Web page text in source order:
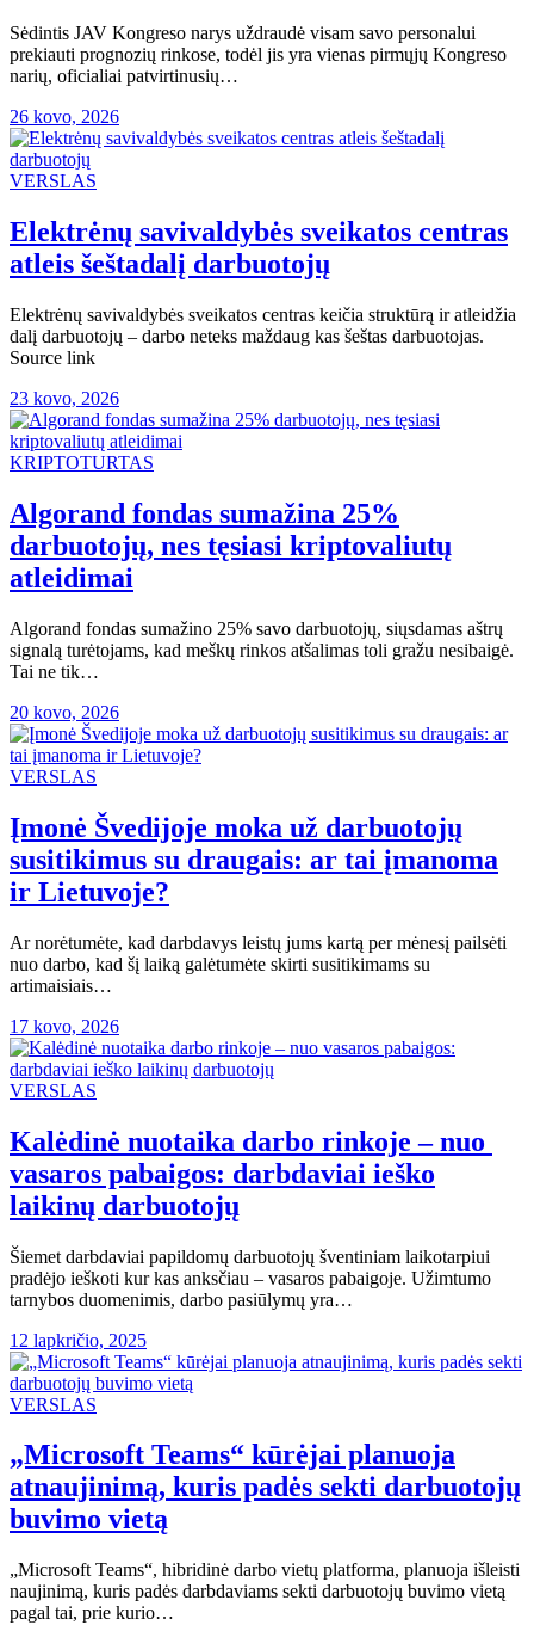
Sėdintis JAV Kongreso narys uždraudė visam savo personalui
prekiauti prognozių rinkose, todėl jis yra vienas pirmųjų Kongreso
narių, oficialiai patvirtinusių…
26 kovo, 2026
VERSLAS
Elektrėnų savivaldybės sveikatos centras
atleis šeštadalį darbuotojų
Elektrėnų savivaldybės sveikatos centras keičia struktūrą ir atleidžia
dalį darbuotojų – darbo neteks maždaug kas šeštas darbuotojas.
Source link
23 kovo, 2026
KRIPTOTURTAS
Algorand fondas sumažina 25%
darbuotojų, nes tęsiasi kriptovaliutų
atleidimai
Algorand fondas sumažino 25% savo darbuotojų, siųsdamas aštrų
signalą turėtojams, kad meškų rinkos atšalimas toli gražu nesibaigė.
Tai ne tik…
20 kovo, 2026
VERSLAS
Įmonė Švedijoje moka už darbuotojų
susitikimus su draugais: ar tai įmanoma
ir Lietuvoje?
Ar norėtumėte, kad darbdavys leistų jums kartą per mėnesį pailsėti
nuo darbo, kad šį laiką galėtumėte skirti susitikimams su
artimaisiais…
17 kovo, 2026
VERSLAS
Kalėdinė nuotaika darbo rinkoje – nuo ​​
vasaros pabaigos: darbdaviai ieško
laikinų darbuotojų
Šiemet darbdaviai papildomų darbuotojų šventiniam laikotarpiui
pradėjo ieškoti kur kas anksčiau – vasaros pabaigoje. Užimtumo
tarnybos duomenimis, darbo pasiūlymų yra…
12 lapkričio, 2025
VERSLAS
„Microsoft Teams“ kūrėjai planuoja
atnaujinimą, kuris padės sekti darbuotojų
buvimo vietą
„Microsoft Teams“, hibridinė darbo vietų platforma, planuoja išleisti
naujinimą, kuris padės darbdaviams sekti darbuotojų buvimo vietą
pagal tai, prie kurio…